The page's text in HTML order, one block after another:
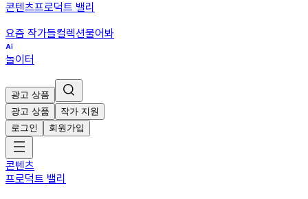
콘텐츠프로덕트 밸리
요즘 작가들컬렉션물어봐
놀이터
광고 상품
광고 상품
작가 지원
로그인
회원가입
콘텐츠
프로덕트 밸리